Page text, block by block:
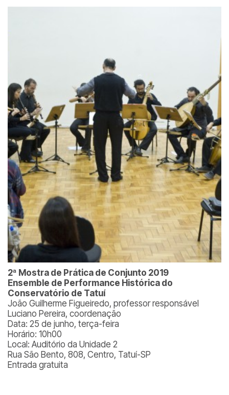
2ª Mostra de Prática de Conjunto 2019
Ensemble de Performance Histórica do
Conservatório de Tatuí
João Guilherme Figueiredo, professor responsável
Luciano Pereira, coordenação
Data: 25 de junho, terça-feira
Horário: 10h00
Local: Auditório da Unidade 2
Rua São Bento, 808, Centro, Tatuí-SP
Entrada gratuita